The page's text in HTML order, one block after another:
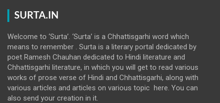
SURTA.IN
Welcome to ‘Surta’. ‘Surta’ is a Chhattisgarhi word which
means to remember . Surta is a literary portal dedicated by
poet Ramesh Chauhan dedicated to Hindi literature and
Chhattisgarhi literature, in which you will get to read various
works of prose verse of Hindi and Chhattisgarhi, along with
various articles and articles on various topic here. You can
also send your creation in it.